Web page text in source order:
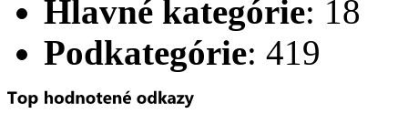
Hlavné kategórie: 18
Podkategórie: 419